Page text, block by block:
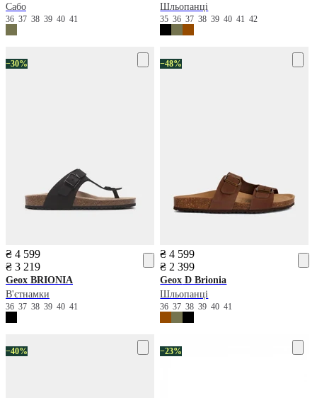
Сабо
36 37 38 39 40 41
Шльопанці
3536373839404142
−30%
₴ 4 599
₴ 3 219
Geox BRIONIA
В'єтнамки
36 37 38 39 40 41
−48%
₴ 4 599
₴ 2 399
Geox D Brionia
Шльопанці
363738394041
−40% −23%